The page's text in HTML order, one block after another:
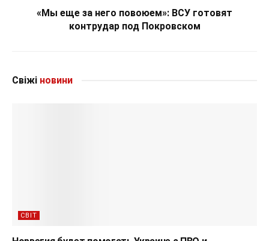
«Мы еще за него повоюем»: ВСУ готовят
контрудар под Покровском
Свіжі новини
СВІТ